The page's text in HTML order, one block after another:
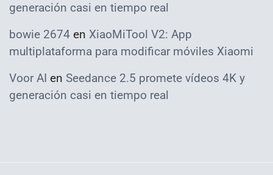
generación casi en tiempo real
bowie 2674 en XiaoMiTool V2: App
multiplataforma para modificar móviles Xiaomi
Voor AI en Seedance 2.5 promete vídeos 4K y
generación casi en tiempo real